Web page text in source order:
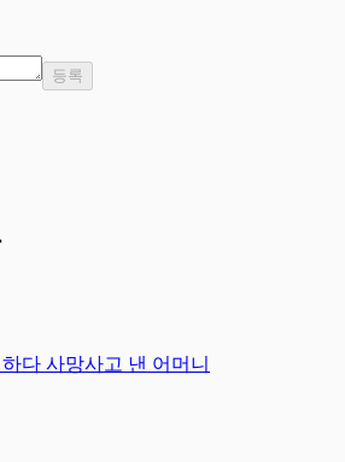
등록
다 사망사고 낸 어머니